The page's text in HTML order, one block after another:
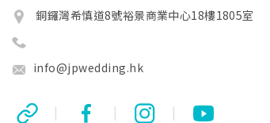
銅鑼灣希慎道8號裕景商業中心18樓1805室
info@jpwedding.hk
| | |